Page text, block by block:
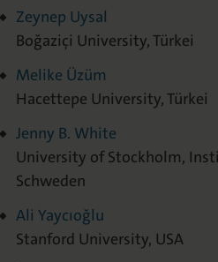
Zeynep Uysal
Boğaziçi University, Türkei
Melike Üzüm
Hacettepe University, Türkei
Jenny B. White
University of Stockholm,
Schweden
Ali Yaycıoğlu
Stanford University, USA